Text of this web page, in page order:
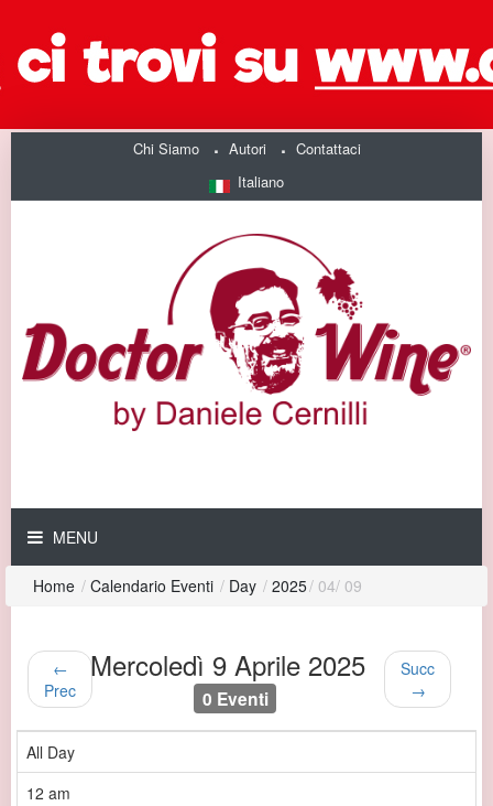
Chi Siamo Autori
Contattaci
Italiano
MENU
Home / Calendario Eventi / Day / 2025/ 04/ 09
←
Prec
Mercoledì 9 Aprile 2025
0 Eventi
Succ
→
All Day
12 am